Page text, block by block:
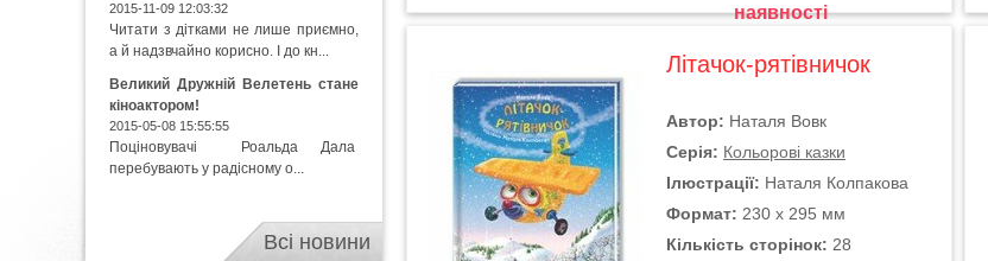
наявності
Літачок-рятівничок
Автор: Наталя Вовк
Серія: Кольорові казки
Ілюстрації: Наталя Колпакова
Формат: 230 х 295 мм
Кількість сторінок: 28
2015-11-09 12:03:32
Читати з дітками не лише приємно,
а й надзвчайно корисно. І до кн...
Великий Дружній Велетень стане
кіноактором!
2015-05-08 15:55:55
Поціновувачі Роальда Дала
перебувають у радісному о...
Всі новини